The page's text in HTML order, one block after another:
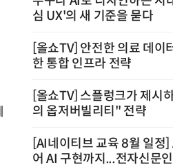
심 UX'의 새 기준을 묻다
[올쇼TV] 안전한 의료 데이
한 통합 인프라 전략
[올쇼TV] 스플렁크가 제시
의 옵저버빌리티" 전략
[AI네이티브 교육 8월 일정]
어 AI 구현까지...전자신문